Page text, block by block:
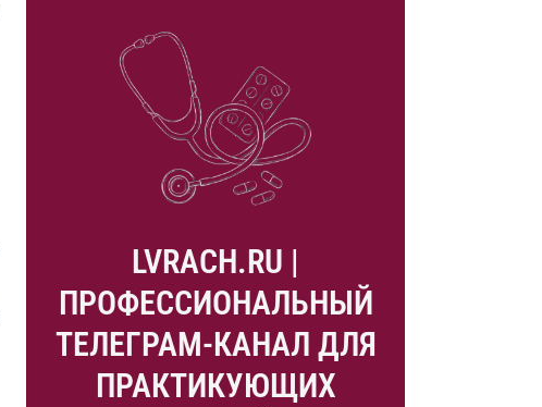
LVRACH.RU |
ПРОФЕССИОНАЛЬНЫЙ
ТЕЛЕГРАМ-КАНАЛ ДЛЯ
ПРАКТИКУЮЩИХ